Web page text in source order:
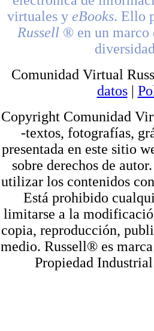
virtuales y eBooks. Ello
Russell ® en un marco
Comunidad Virtual
datos|
Copyright Comunidad
-textos, fotografías,
presentada en este sitio
sobre derechos de
utilizar los contenidos
Está prohibido
limitarse a la
copia, reproducción,
medio. Russell® es
Propiedad